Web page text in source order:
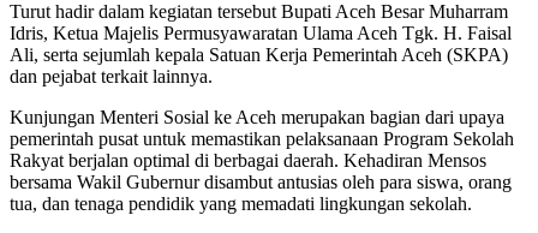
‎‎Turut hadir dalam kegiatan tersebut Bupati Aceh Besar Muharram
Idris, Ketua Majelis Permusyawaratan Ulama Aceh Tgk. H. Faisal
Ali, serta sejumlah kepala Satuan Kerja Pemerintah Aceh (SKPA)
dan pejabat terkait lainnya.
‎‎Kunjungan Menteri Sosial ke Aceh merupakan bagian dari upaya
pemerintah pusat untuk memastikan pelaksanaan Program Sekolah
Rakyat berjalan optimal di berbagai daerah. Kehadiran Mensos
bersama Wakil Gubernur disambut antusias oleh para siswa, orang
tua, dan tenaga pendidik yang memadati lingkungan sekolah.